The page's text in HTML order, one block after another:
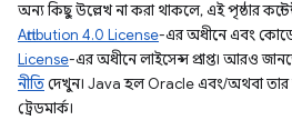
অন্য কিছু উল্লেখ না করা থাকলে, এই পৃষ্ঠার
Attribution 4.0 License-এর অধীনে এবং
License-এর অধীনে লাইসেন্স প্রাপ্ত। আরও
নীতিদেখুন। Java হল Oracle এবং/অথবা তার
ট্রেডমার্ক।